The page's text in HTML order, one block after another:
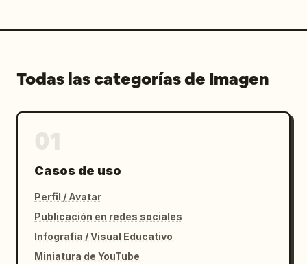
Todas las categorías de Imagen
Casos de uso
Perfil / Avatar
Publicación en redes sociales
Infografía / Visual Educativo
Miniatura de YouTube